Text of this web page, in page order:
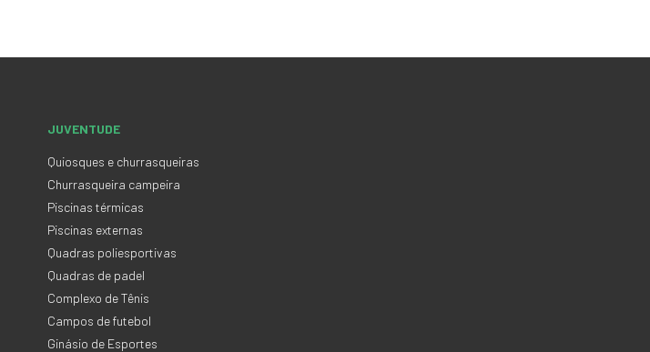
JUVENTUDE
Quiosques e churrasqueiras
Churrasqueira campeira
Piscinas térmicas
Piscinas externas
Quadras poliesportivas
Quadras de padel
Complexo de Tênis
Campos de futebol
Ginásio de Esportes